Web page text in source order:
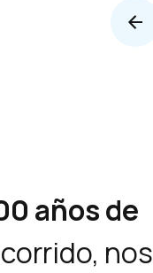
años de
nos